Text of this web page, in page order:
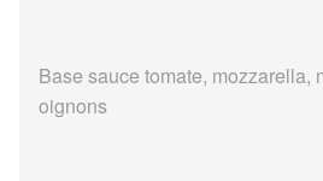
Base sauce tomate, mozzarella,
oignons